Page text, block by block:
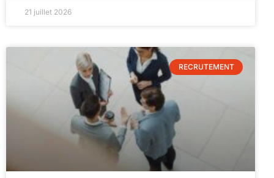
21 juillet 2026
RECRUTEMENT